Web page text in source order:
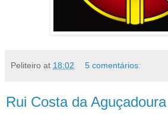
Peliteiro at 18:02 5 comentários:
Rui Costa da Aguçadoura